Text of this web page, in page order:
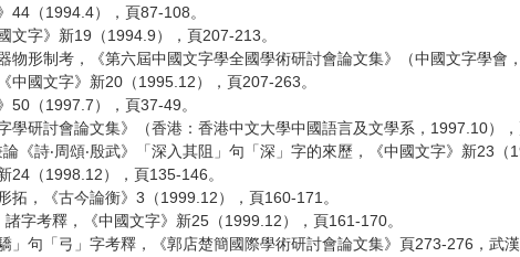
44（1994.4），頁87-108。
文字》新19（1994.9），頁207-213。
形制考，《第六屆中國文字學全國學術研討會論文集》（中國文字學會
國文字》新20（1995.12），頁207-263。
50（1997.7），頁37-49。
研討會論文集》（香港：香港中文大學中國語言及文學系，1997.10），
詩‧周頌‧殷武》「深入其阻」句「深」字的來歷，《中國文字》新23（
24（1998.12），頁135-146。
，《古今論衡》3（1999.12），頁160-171。
字考釋，《中國文字》新25（1999.12），頁161-170。
句「弓」字考釋，《郭店楚簡國際學術研討會論文集》頁273-276，武